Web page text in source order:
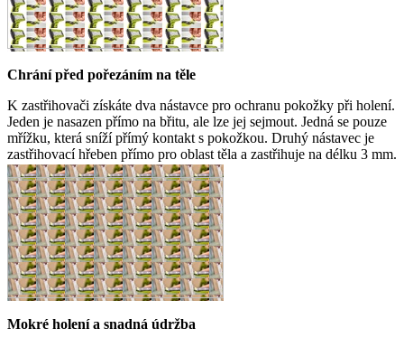
Chrání před pořezáním na těle
K zastřihovači získáte dva nástavce pro ochranu pokožky při holení.
Jeden je nasazen přímo na břitu, ale lze jej sejmout. Jedná se pouze
mřížku, která sníží přímý kontakt s pokožkou. Druhý nástavec je
zastřihovací hřeben přímo pro oblast těla a zastřihuje na délku 3 mm.
Mokré holení a snadná údržba